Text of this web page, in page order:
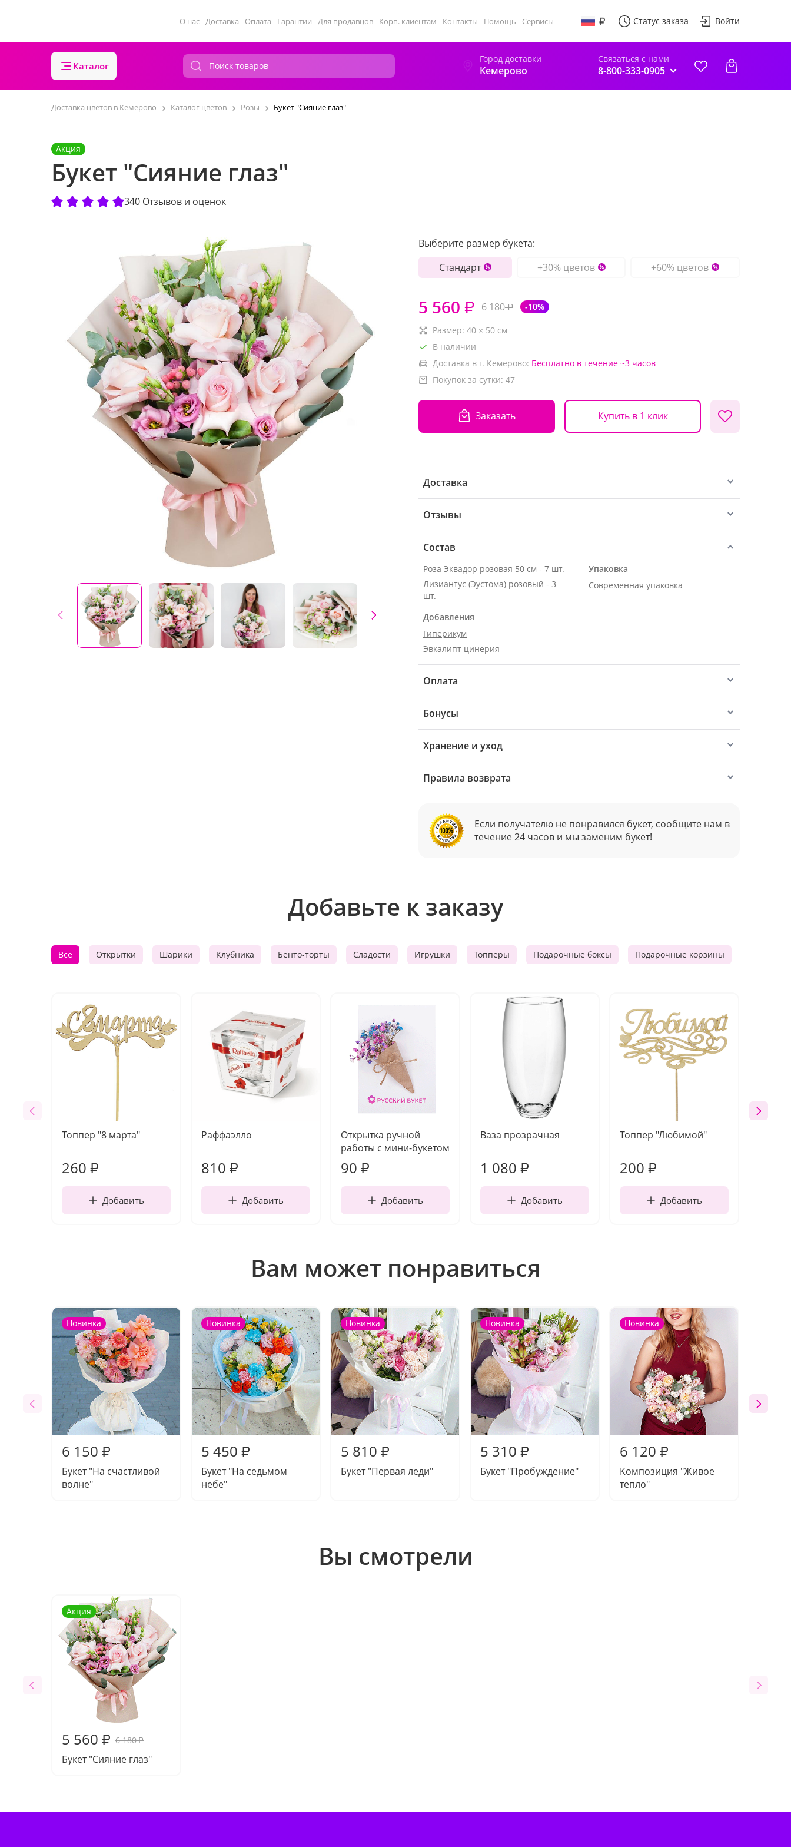
О нас Доставка Оплата Гарантии Для продавцов Корп. клиентам Контакты Помощь Сервисы Статус заказа Войти
Каталог
Город доставки
Кемерово
Связаться с нами
8-800-333-0905
Доставка цветов в Кемерово Каталог цветов Розы Букет "Сияние глаз"
Акция
Букет "Сияние глаз"
340 Отзывов и оценок
Выберите размер букета:
Стандарт
+30% цветов +60% цветов
5 560 ₽ 6 180₽ -10%
Размер: 40 × 50 см
В наличии
Доставка в г. Кемерово: Бесплатно в течение ~3 часов
Покупок за сутки: 47
Заказать Купить в 1 клик
Доставка
Отзывы
Состав
Роза Эквадор розовая 50 см - 7 шт.
Лизиантус (Эустома) розовый - 3
шт.
Добавления
Гиперикум
Эвкалипт цинерия
Упаковка
Современная упаковка
Оплата
Бонусы
Хранение и уход
Правила возврата
Если получателю не понравился букет, сообщите нам в
течение 24 часов и мы заменим букет!
Добавьте к заказу
Все Открытки Шарики Клубника Бенто-торты Сладости Игрушки Топперы Подарочные боксы Подарочные корзины
Топпер "8 марта"
260 ₽
Добавить
Раффаэлло
810 ₽
Добавить
Открытка ручной
работы с мини-букетом
90 ₽
Добавить
Ваза прозрачная
1 080 ₽
Добавить
Топпер "Любимой"
200 ₽
Добавить
Вам может понравиться
Новинка
6 150 ₽
Букет "На счастливой
волне"
Новинка
5 450 ₽
Букет "На седьмом
небе"
Новинка
5 810 ₽
Букет "Первая леди"
Новинка
5 310 ₽
Букет "Пробуждение"
Новинка
6 120 ₽
Композиция "Живое
тепло"
Вы смотрели
Акция
5 560 ₽ 6 180₽
Букет "Сияние глаз"